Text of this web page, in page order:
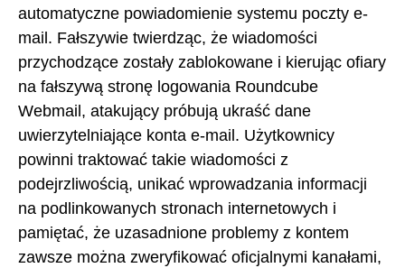
automatyczne powiadomienie systemu poczty e-
mail. Fałszywie twierdząc, że wiadomości
przychodzące zostały zablokowane i kierując ofiary
na fałszywą stronę logowania Roundcube
Webmail, atakujący próbują ukraść dane
uwierzytelniające konta e-mail. Użytkownicy
powinni traktować takie wiadomości z
podejrzliwością, unikać wprowadzania informacji
na podlinkowanych stronach internetowych i
pamiętać, że uzasadnione problemy z kontem
zawsze można zweryfikować oficjalnymi kanałami,